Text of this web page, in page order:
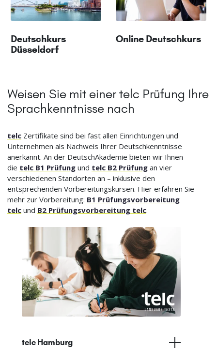
Deutschkurs
Düsseldorf
Online Deutschkurs
Weisen Sie mit einer telc Prüfung Ihre
Sprachkenntnisse nach
telc Zertifikate sind bei fast allen Einrichtungen und
Unternehmen als Nachweis Ihrer Deutschkenntnisse
anerkannt. An der DeutschAkademie bieten wir Ihnen
die telc B1 Prüfung und telc B2 Prüfung an vier
verschiedenen Standorten an – inklusive den
entsprechenden Vorbereitungskursen. Hier erfahren Sie
mehr zur Vorbereitung: B1 Prüfungsvorbereitung
telc und B2 Prüfungsvorbereitung telc.
telc Hamburg